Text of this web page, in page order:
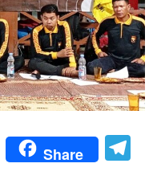
T
w
Share